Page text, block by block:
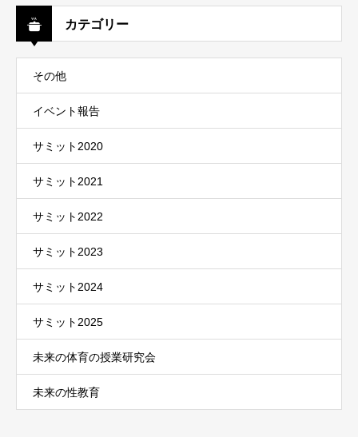
カテゴリー
その他
イベント報告
サミット2020
サミット2021
サミット2022
サミット2023
サミット2024
サミット2025
未来の体育の授業研究会
未来の性教育